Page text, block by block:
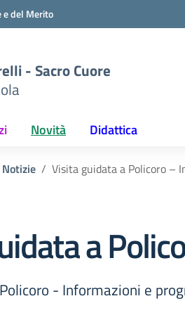
del Merito
- Sacro Cuore
Novità Didattica
Notizie Visita guidata a Policoro –
a
- Informazioni e